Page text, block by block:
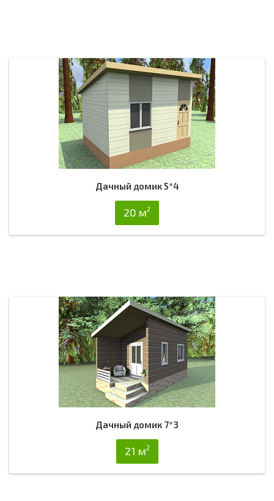
Дачный домик 5*4
20 м2
Дачный домик 7*3
21 м2